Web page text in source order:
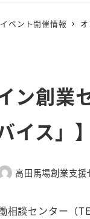
イベント開催情報
ン創業
イス」
高田馬場創業支援
相談センター（